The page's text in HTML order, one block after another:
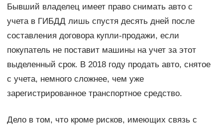
Бывший владелец имеет право снимать авто с
учета в ГИБДД лишь спустя десять дней после
составления договора купли-продажи, если
покупатель не поставит машины на учет за этот
выделенный срок. В 2018 году продать авто, снятое
с учета, немного сложнее, чем уже
зарегистрированное транспортное средство.
Дело в том, что кроме рисков, имеющих связь с